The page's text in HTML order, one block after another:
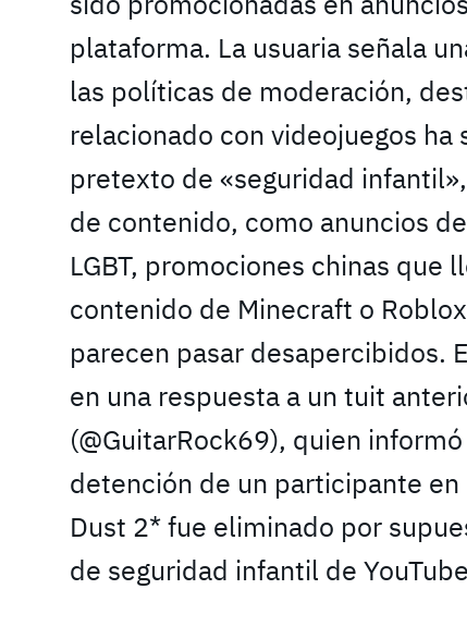
plataforma. La usuaria señala
las políticas de moderación,
relacionado con videojuegos
pretexto de «seguridad
de contenido, como anuncios
LGBT, promociones chinas que
contenido de Minecraft o
parecen pasar desapercibidos.
en una respuesta a un tuit
(@GuitarRock69), quien
detención de un participante
Dust 2* fue eliminado por
de seguridad infantil de